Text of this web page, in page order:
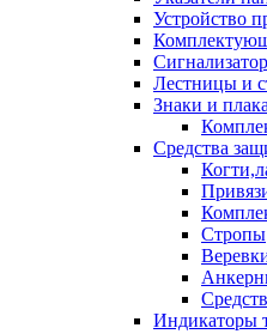
Устройство
Лестницы и
Знаки и
Средства
Стропы
Индикаторы